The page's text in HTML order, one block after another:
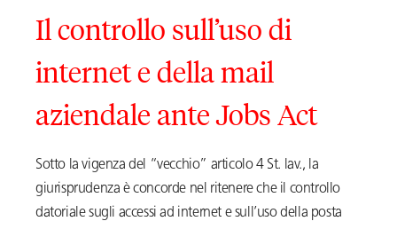
Il controllo sull’uso di
internet e della mail
aziendale ante Jobs Act
Sotto la vigenza del “vecchio” articolo 4 St. lav., la
giurisprudenza è concorde nel ritenere che il controllo
datoriale sugli accessi ad internet e sull’uso della posta